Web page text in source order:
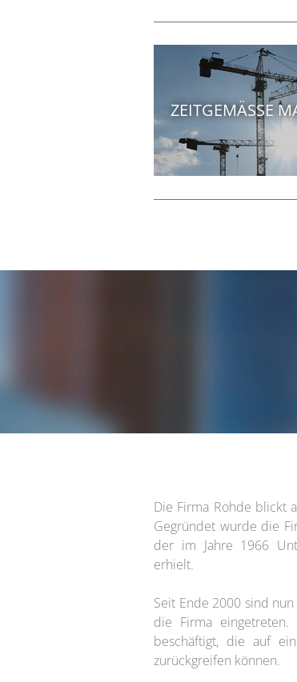
ZEITGEMÄSSE
Die Firma Rohde blickt
Gegründet wurde die
der im Jahre 1966
erhielt.
Seit Ende 2000 sind
die Firma
beschäftigt, die auf
zurückgreifen können.